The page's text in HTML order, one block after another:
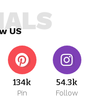
US
134k
Pin
54.3k
Follow